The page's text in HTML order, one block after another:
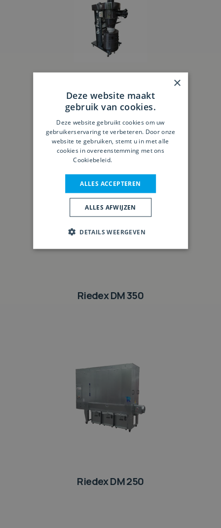
Airflux T-3000 CK-H
Riedex DM 350
Riedex DM 250
×
Deze website maakt
gebruik van cookies.
Deze website gebruikt cookies om uw
gebruikerservaring te verbeteren. Door onze
website te gebruiken, stemt u in met alle
cookies in overeenstemming met ons
Cookiebeleid.
ALLES ACCEPTEREN
ALLES AFWIJZEN
DETAILS WEERGEVEN